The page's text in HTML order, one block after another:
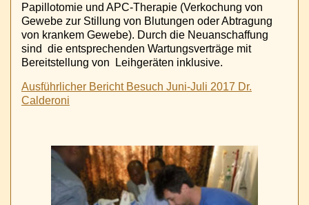
Papillotomie und APC-Therapie (Verkochung von
Gewebe zur Stillung von Blutungen oder Abtragung
von krankem Gewebe). Durch die Neuanschaffung
sind die entsprechenden Wartungsverträge mit
Bereitstellung von Leihgeräten inklusive.
Ausführlicher Bericht Besuch Juni-Juli 2017 Dr.
Calderoni